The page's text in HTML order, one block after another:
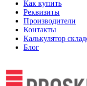
Как купить
Реквизиты
Производители
Контакты
Калькулятор
Блог